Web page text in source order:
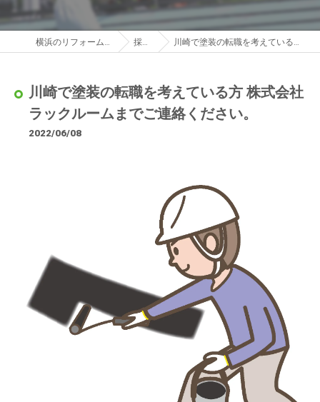
横浜のリフォーム営業は株式会社LUCKROOM 採用ブログ 川崎で塗装の転職を考えている方 株式会社ラックルームまでご連絡ください。
川崎で塗装の転職を考えている方 株式会社
ラックルームまでご連絡ください。
2022/06/08